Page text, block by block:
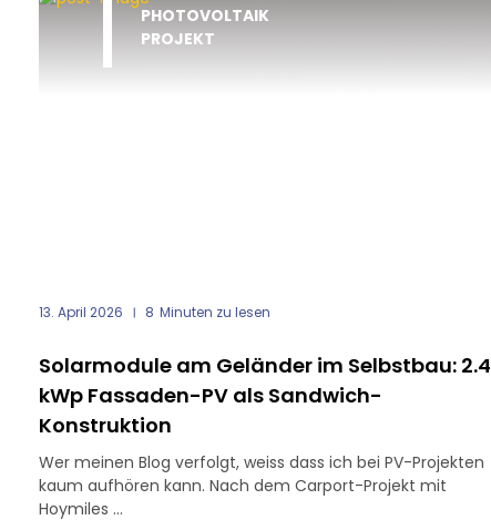
PHOTOVOLTAIK
PROJEKT
13. April 2026 8 Minuten zu lesen
Solarmodule am Geländer im Selbstbau: 2.4
kWp Fassaden-PV als Sandwich-
Konstruktion
Wer meinen Blog verfolgt, weiss dass ich bei PV-Projekten
kaum aufhören kann. Nach dem Carport-Projekt mit
Hoymiles ...